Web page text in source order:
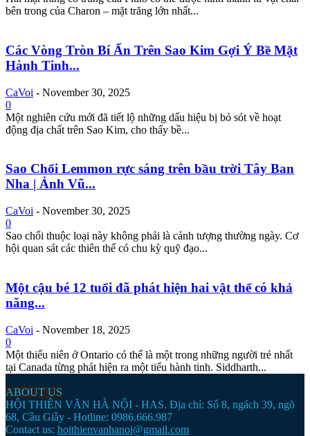
bên trong của Charon – mặt trăng lớn nhất...
Các Vòng Tròn Bí Ẩn Trên Sao Kim Gợi Ý Bề Mặt
Hành Tinh...
CaVoi - November 30, 2025
0
Một nghiên cứu mới đã tiết lộ những dấu hiệu bị bỏ sót về hoạt
động địa chất trên Sao Kim, cho thấy bề...
Sao Chổi Lemmon rực sáng trên bầu trời Tây Ban
Nha | Ảnh Vũ...
CaVoi - November 30, 2025
0
Sao chổi thuộc loại này không phải là cảnh tượng thường ngày. Cơ
hội quan sát các thiên thể có chu kỳ quỹ đạo...
Một cậu bé 12 tuổi đã phát hiện hai vật thể có khả
năng...
CaVoi - November 18, 2025
0
Một thiếu niên ở Ontario có thể là một trong những người trẻ nhất
tại Canada từng phát hiện ra một tiểu hành tinh. Siddharth...
ABOUT US
HỘI THIÊN VĂN HÀ NỘI - HAS. Địa chỉ: Số 8, ngách 39, ngõ
68, Cầu Giầy - Hotline: 0986.666.987
Contact us: hoithienvanhanoi@gmail.com